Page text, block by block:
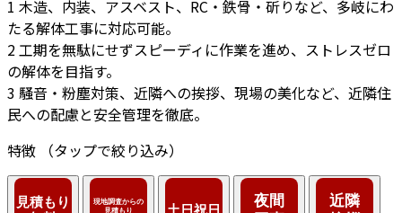
1 木造、内装、アスベスト、RC・鉄骨・斫りなど、多岐にわ
たる解体工事に対応可能。
2工期を無駄にせずスピーディに作業を進め、ストレスゼロ
の解体を目指す。
3 騒音・粉塵対策、近隣への挨拶、現場の美化など、近隣住
民への配慮と安全管理を徹底。
特徴
（タップで絞り込み）